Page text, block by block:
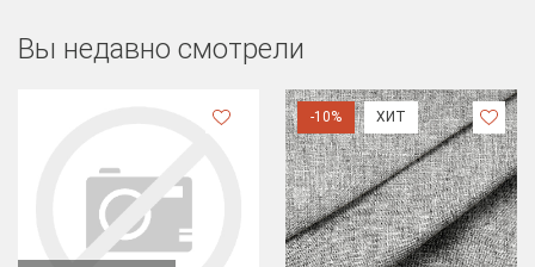
Вы недавно смотрели
-10% ХИТ